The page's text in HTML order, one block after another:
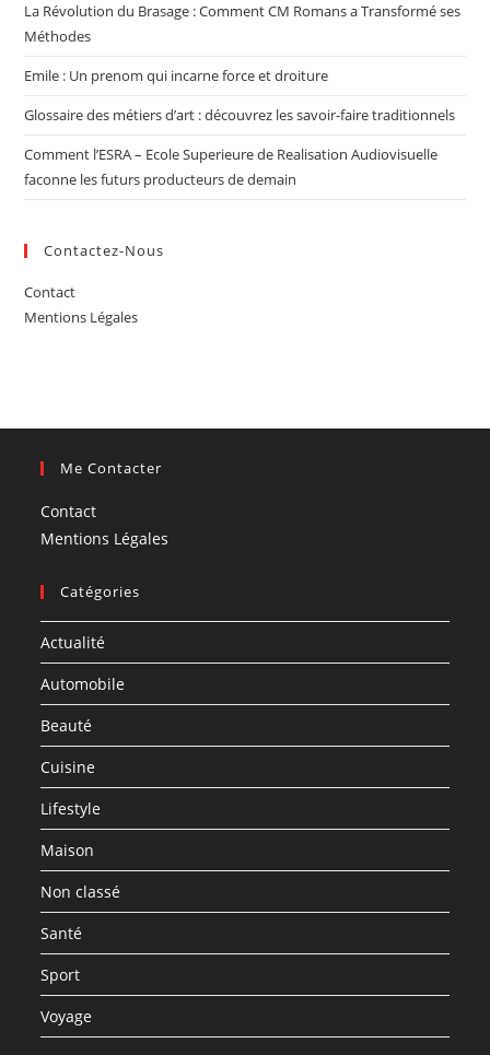
La Révolution du Brasage : Comment CM Romans a Transformé ses
Méthodes
Emile : Un prenom qui incarne force et droiture
Glossaire des métiers d’art : découvrez les savoir-faire traditionnels
Comment l’ESRA – Ecole Superieure de Realisation Audiovisuelle
faconne les futurs producteurs de demain
Contactez-Nous
Contact
Mentions Légales
Me Contacter
Contact
Mentions Légales
Catégories
Actualité
Automobile
Beauté
Cuisine
Lifestyle
Maison
Non classé
Santé
Sport
Voyage